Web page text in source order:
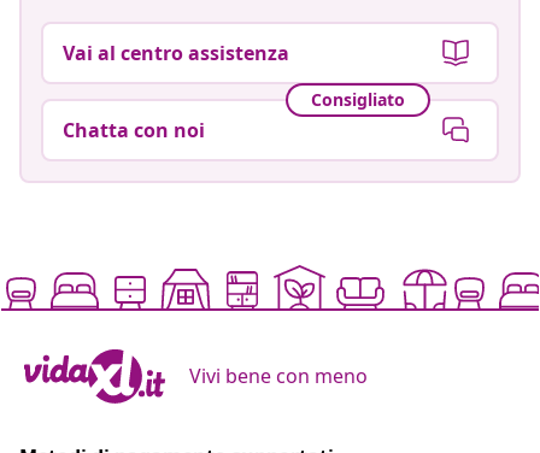
Vai al centro assistenza
Consigliato
Chatta con noi
Vivi bene con meno